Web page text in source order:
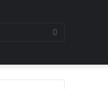
Искать